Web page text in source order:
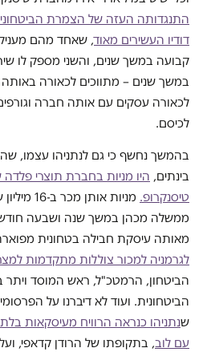
התנגדותה העזה של הצמרת
דודיו העשירים מאוד, שאחד מהם
קבועה במשך שנים, והשני מספק לו
במשך שנים – מתווכים לכאורה
לכאורה עסקים עם אותה חברה
לכיסם.
בהמשך נחשף כי גם לנתניהו עצמו,
בינתים, היו מניות בחברת תוצרי
טיסנקרופ.
מניות
ממשלה מכהן במשך שנה ושבעה
מאותה עיסקת חבילה בטחונית
לגרמניה למכור צוללות מתקדמות
הביטחון, הרמטכ"ל, ראש המוסד ויתר
הביטחונית. ועוד לא דיברנו על
שנתניהו כנראה הרוויח מעיסקאות
עם לוב, בתקופתו של הרודן קדאפי,